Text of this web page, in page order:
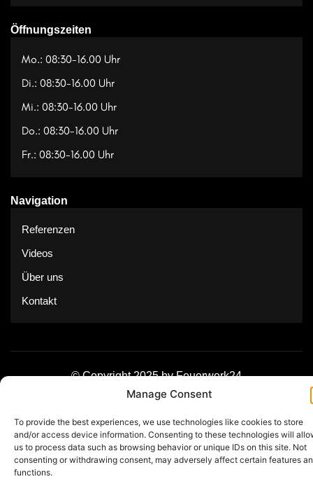
Manage Consent
To provide the best experiences, we use technologies like cookies to store
and/or access device information. Consenting to these technologies will
us to process data such as browsing behavior or unique IDs on this site. Not
consenting or withdrawing consent, may adversely affect certain features
functions.
Öffnungszeiten
Mo.: 08:30-16.00 Uhr
Di.: 08:30-16.00 Uhr
Mi.: 08:30-16.00 Uhr
Do.: 08:30-16.00 Uhr
Fr.: 08:30-16.00 Uhr
Navigation
Referenzen
Videos
Über uns
Kontakt
© Copyright 2025 by Feuerwerk24